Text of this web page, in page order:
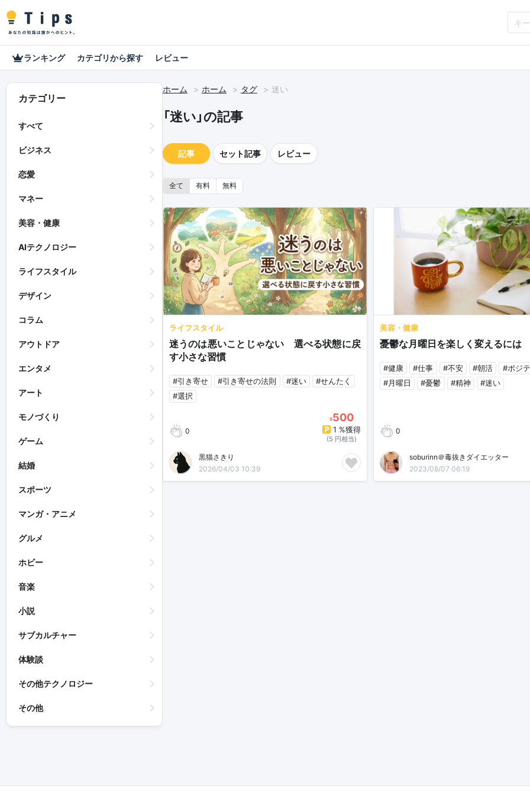
ランキング カテゴリから探す レビュー
カテゴリー
すべて
ビジネス
恋愛
マネー
美容・健康
AIテクノロジー
ライフスタイル
デザイン
コラム
アウトドア
エンタメ
アート
モノづくり
ゲーム
結婚
スポーツ
マンガ・アニメ
グルメ
ホビー
音楽
小説
サブカルチャー
体験談
その他テクノロジー
その他
ホーム ホーム タグ 迷い
「迷い」の記事
記事 セット記事 レビュー
全て 有料 無料
ライフスタイル
迷うのは悪いことじゃない 選べる状態に戻
す小さな習慣
#引き寄せ #引き寄せの法則 #迷い
#せんたく
#選択
0
¥500
1 %獲得
(5 円相当)
黒猫さきり
2026/04/03 10:39
美容・健康
憂鬱な月曜日を楽しく変えるには
#健康 #仕事 #不安 #朝活
#ポジ
#月曜日
#憂鬱 #精神 #迷い
0
soburinn＠毒抜きダイエッター
2023/08/07 06:19